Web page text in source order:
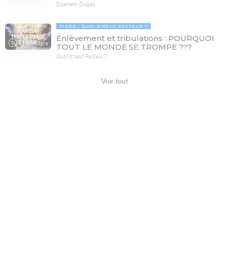
Elisabeth Dugas
78:19
VIDÉO QUOI D'NEUF PASTEUR ?
Enlèvement et tribulations : POURQUOI
TOUT LE MONDE SE TROMPE ???
Quoi d'neuf Pasteur ?
Voir tout